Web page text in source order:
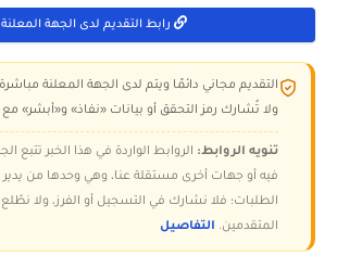
رابط التقديم لدى الجهة المعلنة
التقديم مجاني دائمًا ويتم لدى الجهة المعلنة
ولا تُشارك رمز التحقق أو بيانات «نفاذ» و«أبشر» مع
تنويه الروابط: الروابط الواردة في هذا الخبر تتبع
فيه أو جهات أخرى مستقلة عنا، وهي وحدها من
الطلبات؛ فلا نشارك في التسجيل أو الفرز، ولا نطّلع
المتقدمين. التفاصيل